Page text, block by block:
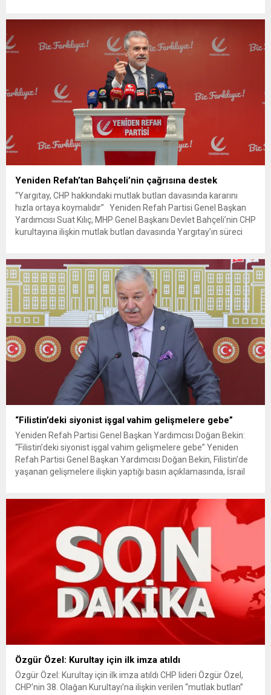
olduğu stratejik üsleri ve ABD 5. Filo Karargâhı’nu füze ve
kamikaze insansız hava...
Yeniden Refah’tan Bahçeli’nin çağrısına destek
“Yargıtay, CHP hakkındaki mutlak butlan davasında kararını
hızla ortaya koymalıdır” Yeniden Refah Partisi Genel Başkan
Yardımcısı Suat Kılıç, MHP Genel Başkanı Devlet Bahçeli’nin CHP
kurultayına ilişkin mutlak butlan davasında Yargıtay’ın süreci
koymalıdır. Son nokta neyse...
“Filistin’deki siyonist işgal vahim gelişmelere gebe”
Yeniden Refah Partisi Genel Başkan Yardımcısı Doğan Bekin:
“Filistin’deki siyonist işgal vahim gelişmelere gebe” Yeniden
Refah Partisi Genel Başkan Yardımcısı Doğan Bekin, Filistin’de
yaşanan gelişmelere ilişkin yaptığı basın açıklamasında, İsrail
belirtti. Gazze’de işgalin genişletildiği iddiası Bekin,
Özgür Özel: Kurultay için ilk imza atıldı
Özgür Özel: Kurultay için ilk imza atıldı CHP lideri Özgür Özel,
CHP’nin 38. Olağan Kurultayı’na ilişkin verilen “mutlak butlan”